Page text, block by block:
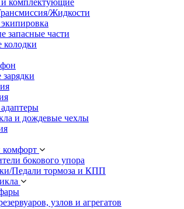
комплектующие
Жидкости
запасные части
колодки
и дождевые чехлы
комфорт
бокового упора
Педали тормоза и КПП
узлов и агрегатов